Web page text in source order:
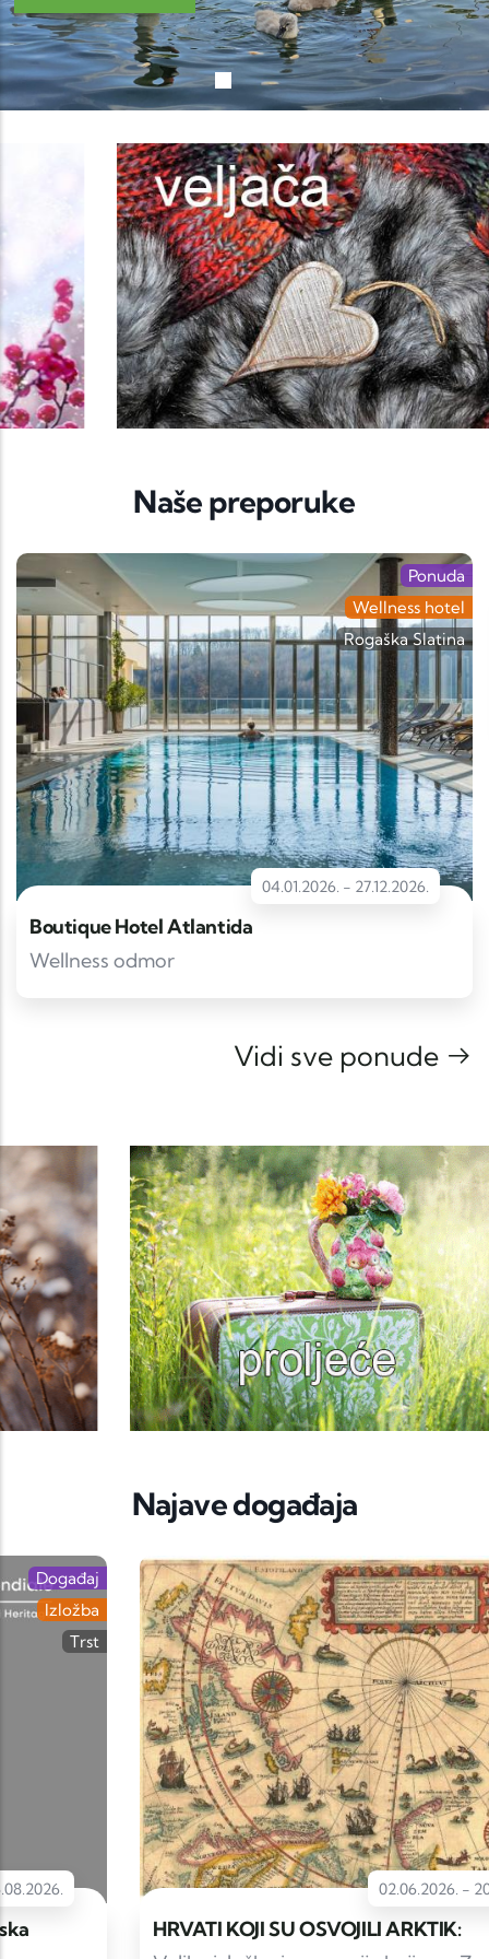
Naše preporuke
04.01.2026. - 27.12.2026.
Boutique Hotel Atlantida
Wellness odmor
Ponuda
Wellness hotel
Rogaška Slatina
Vidi sve ponude
Najave događaja
02.06.2026.-20.09.2026.
HRVATI KOJI SU OSVOJILI ARKTIK:
Događaj
Izložba